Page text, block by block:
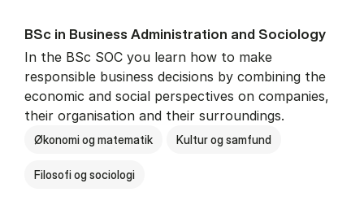
BSc in Busi­ness Ad­min­is­tra­tion and So­ci­ology
In the BSc SOC you learn how to make
responsible business decisions by combining the
economic and social perspectives on companies,
their organisation and their surroundings.
Økonomi og matematik Kultur og samfund
Filosofi og sociologi